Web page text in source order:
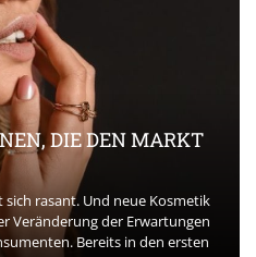
DIE DEN MARKT
rasant. Und neue Kosmetik
Veränderung der Erwartungen
Bereits in den ersten